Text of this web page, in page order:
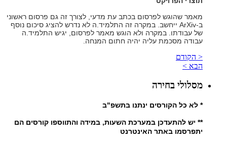
מאמר שהוגש לפרסום בכתב עת מדעי, לצורך זה גם פרסום ראשוני
ב-ArXiv ייחשב. במקרה זה התלמיד.ה לא נדרש להציג סיכום נוסף
של עבודתו. במקרה ולא הוגש מאמר לפרסום, יגיש התלמיד.ה
עבודה מסכמת עליה יהיה חתום המנחה.
< הקודם
הבא >
מסלולי בחירה
* לא כל הקורסים ינתנו בתשפ"ב
** יש להתעדכן במערכת השעות, במידה והתווספו קורסים הם
יתפרסמו באתר האינטרנט